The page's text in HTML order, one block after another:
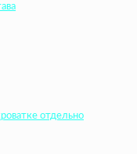
отдельно